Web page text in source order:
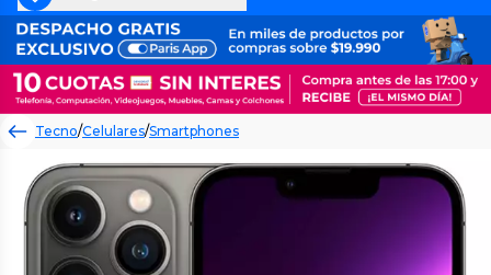
Tecno/Celulares/Smartphones